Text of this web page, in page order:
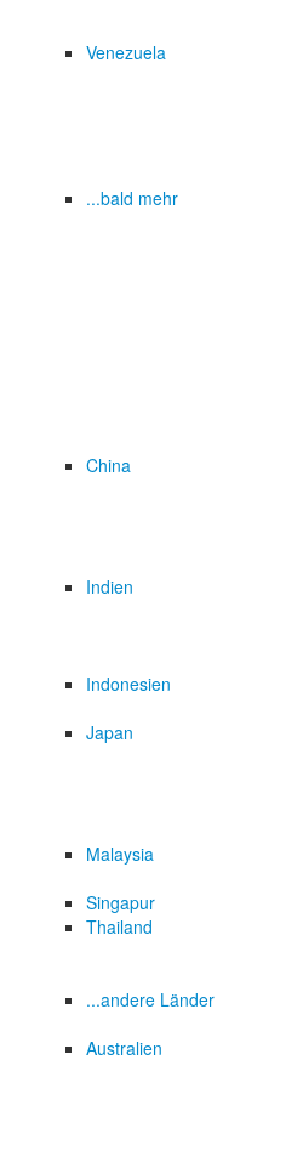
Venezuela
...bald mehr
China
Indien
Indonesien
Japan
Malaysia
Singapur
Thailand
...andere Länder
Australien